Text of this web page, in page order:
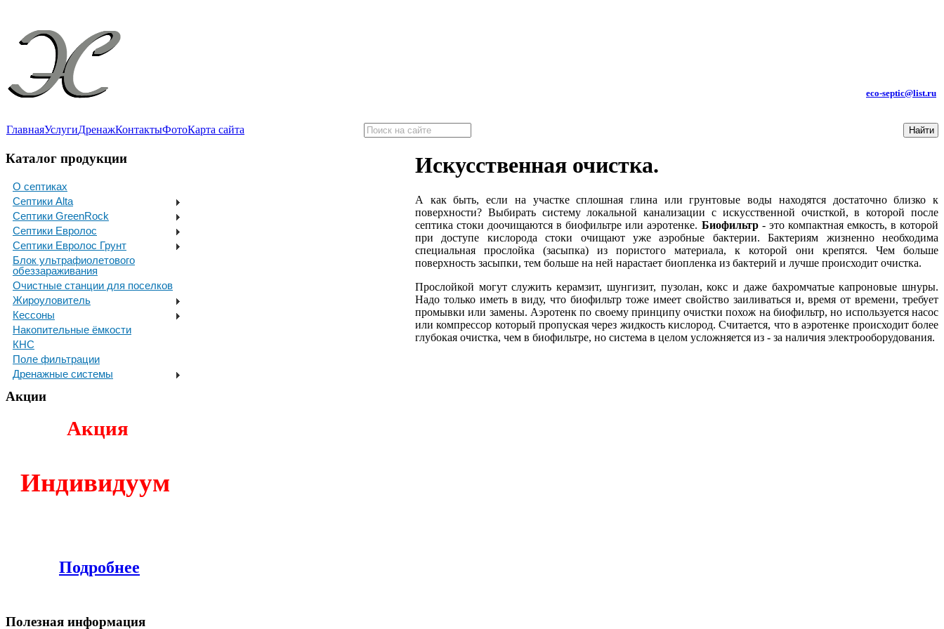
eco-septic@list.ru
ГлавнаяУслугиДренажКонтактыФотоКарта сайта
Искусственная очистка.
А как быть, если на участке сплошная глина или грунтовые воды находятся достаточно близко к
поверхности? Выбирать систему локальной канализации с искусственной очисткой, в которой после
септика стоки доочищаются в биофильтре или аэротенке. Биофильтр- это компактная емкость, в которой
при доступе кислорода стоки очищают уже аэробные бактерии. Бактериям жизненно необходима
специальная прослойка (засыпка) из пористого материала, к которой они крепятся. Чем больше
поверхность засыпки, тем больше на ней нарастает биопленка из бактерий и лучше происходит очистка.
Прослойкой могут служить керамзит, шунгизит, пузолан, кокс и даже бахромчатые капроновые шнуры.
Надо только иметь в виду, что биофильтр тоже имеет свойство заиливаться и, время от времени, требует
промывки или замены. Аэротенк по своему принципу очистки похож на биофильтр, но используется насос
или компрессор который пропуская через жидкость кислород. Считается, что в аэротенке происходит более
глубокая очистка, чем в биофильтре, но система в целом усложняется из - за наличия электрооборудования.
Каталог продукции
О септиках
Септики Alta
Септики GreenRock
Септики Евролос
Септики Евролос Грунт
Блок ультрафиолетового
обеззараживания
Очистные станции для поселков
Жироуловитель
Кессоны
Накопительные ёмкости
КНС
Поле фильтрации
Дренажные системы
Акции
Акция
Индивидуум
Подробнее
Полезная информация